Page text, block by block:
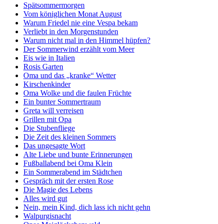
Spätsommermorgen
Vom königlichen Monat August
Warum Friedel nie eine Vespa bekam
Verliebt in den Morgenstunden
Warum nicht mal in den Himmel hüpfen?
Der Sommerwind erzählt vom Meer
Eis wie in Italien
Rosis Garten
Oma und das „kranke“ Wetter
Kirschenkinder
Oma Wolke und die faulen Früchte
Ein bunter Sommertraum
Greta will verreisen
Grillen mit Opa
Die Stubenfliege
Die Zeit des kleinen Sommers
Das ungesagte Wort
Alte Liebe und bunte Erinnerungen
Fußballabend bei Oma Klein
Ein Sommerabend im Städtchen
Gespräch mit der ersten Rose
Die Magie des Lebens
Alles wird gut
Nein, mein Kind, dich lass ich nicht gehn
Walpurgisnacht